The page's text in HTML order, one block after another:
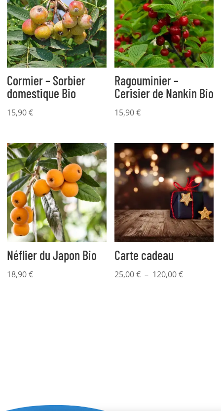
Cormier – Sorbier
domestique Bio
15,90€
Ragouminier –
Cerisier de Nankin Bio
15,90€
Néflier du Japon Bio
18,90€
Carte cadeau
25,00€ – 120,00€Plage